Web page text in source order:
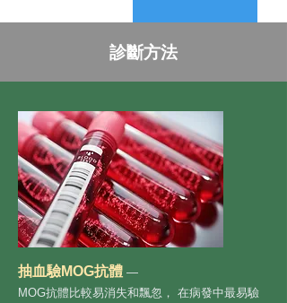
50% MOG​
診斷方法
抽血驗MOG抗體 —
MOG抗體比較易消失和飄忽， 在病發中最易驗